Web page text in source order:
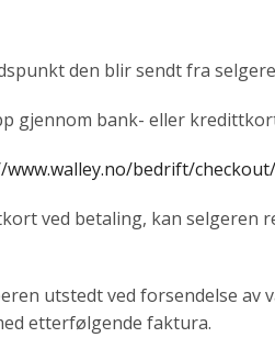
den blir sendt fra
gjennom bank- eller
www.walley.no/bedrift/checkout/
ved betaling, kan selgeren
utstedt ved forsendelse
etterfølgende faktura.